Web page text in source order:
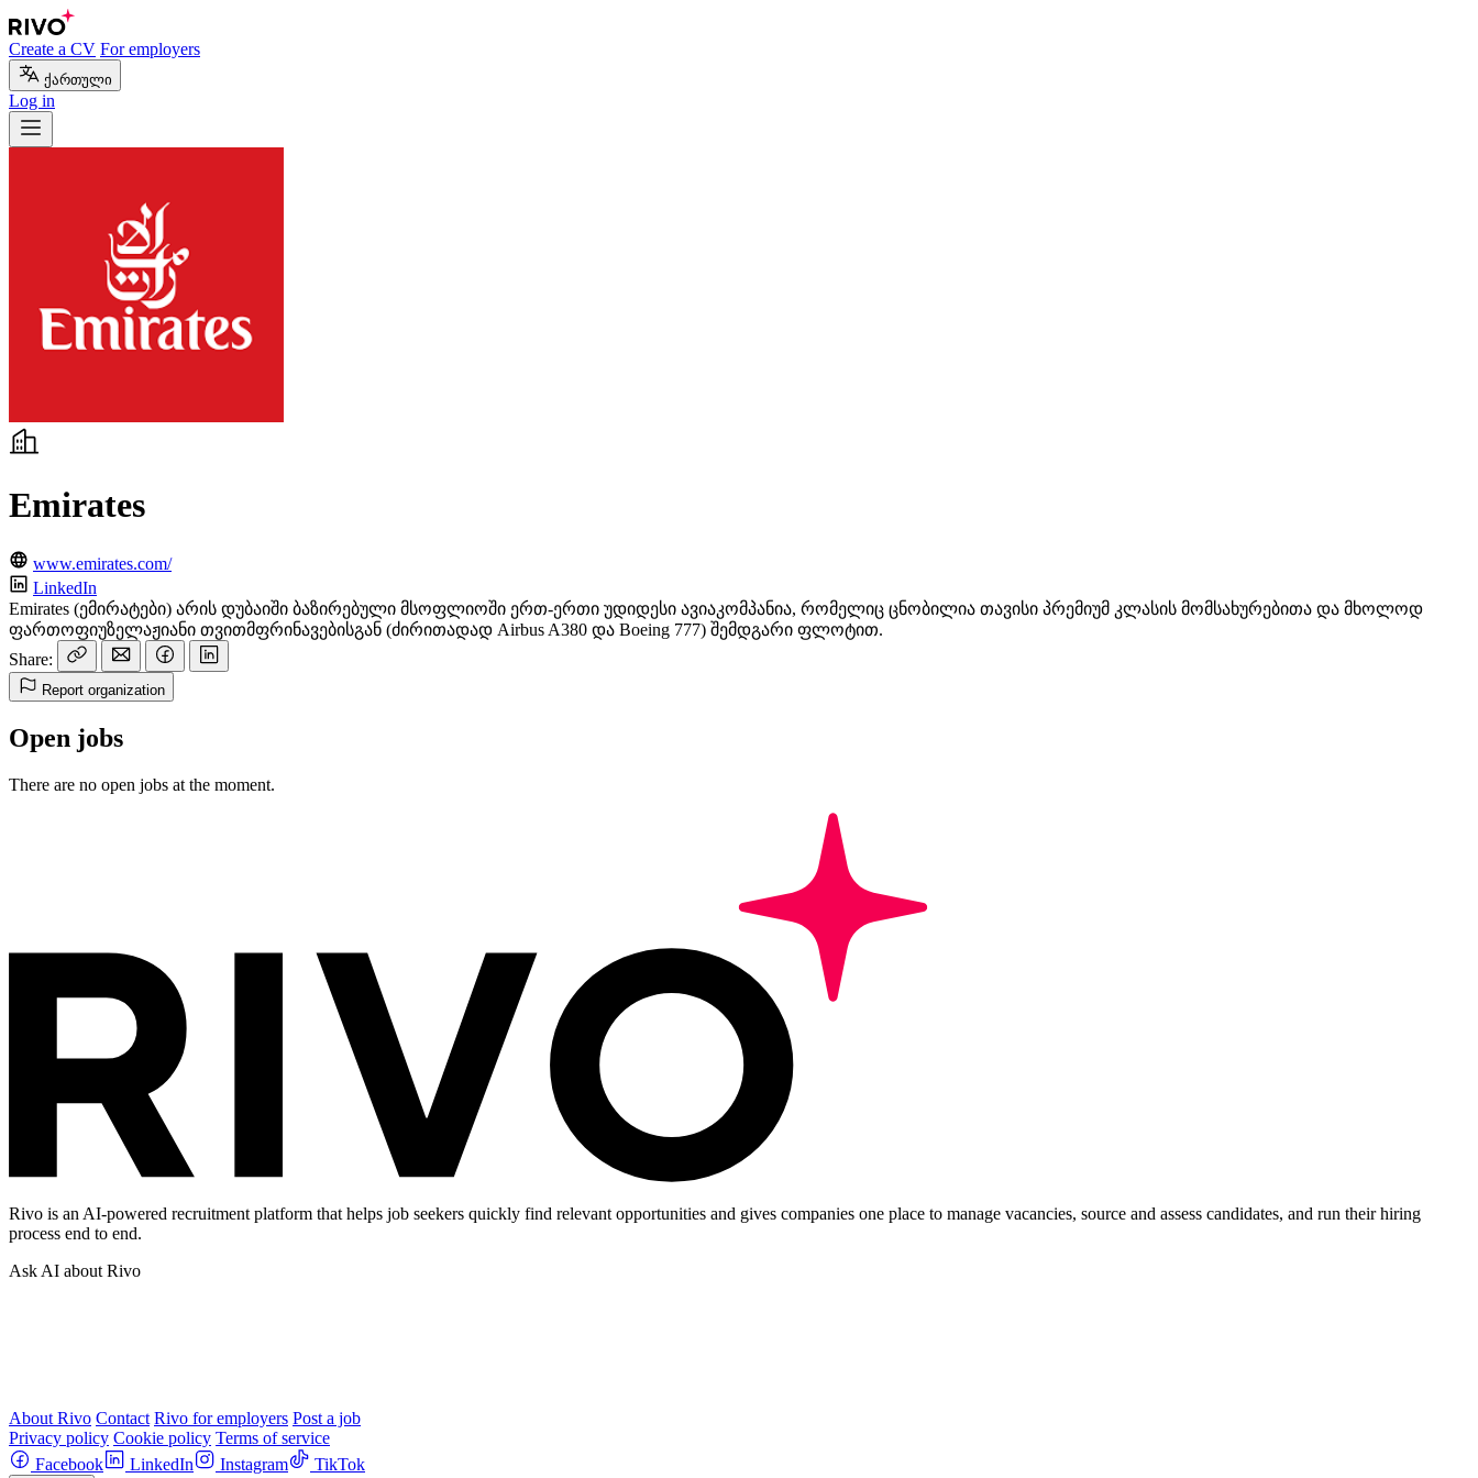
Create a CV For employers
ქართული
Log in
Emirates
www.emirates.com/
LinkedIn
Emirates (ემირატები) არის დუბაიში ბაზირებული მსოფლიოში ერთ-ერთი უდიდესი ავიაკომპანია, რომელიც ცნობილია თავისი პრემიუმ კლასის მომსახურებითა და მხოლოდ
ფართოფიუზელაჟიანი თვითმფრინავებისგან (ძირითადად Airbus A380 და Boeing 777) შემდგარი ფლოტით.
Share:
Report organization
Open jobs
There are no open jobs at the moment.
Rivo is an AI-powered recruitment platform that helps job seekers quickly find relevant opportunities and gives companies one place to manage vacancies, source and assess candidates, and run their hiring
process end to end.
Ask AI about Rivo
About Rivo Contact Rivo for employers Post a job
Privacy policy Cookie policy Terms of service
Facebook
LinkedIn Instagram TikTok